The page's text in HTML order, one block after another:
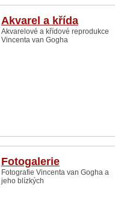
Akvarel a křída
Akvarelové a křídové reprodukce
Vincenta van Gogha
Fotogalerie
Fotografie Vincenta van Gogha a
jeho blízkých